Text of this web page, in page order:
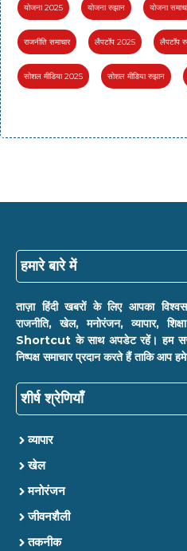
योजना 2025 योजना रुझान योजना
राजनीति समाचार लैपटॉप 2025 लैपटॉप
सोशल मीडिया 2025 सोशल मीडिया रुझान
हमारे बारे में
ताज़ा हिंदी खबरों के लिए आपका
राजनीति, खेल, मनोरंजन, व्यापार,
Shortcut के साथ अपडेट रहें। हम
निष्पक्ष समाचार प्रदान करते हैं ताकि आप
शीर्ष श्रेणियाँ
व्यापार
खेल
मनोरंजन
जीवनशैली
तकनीक